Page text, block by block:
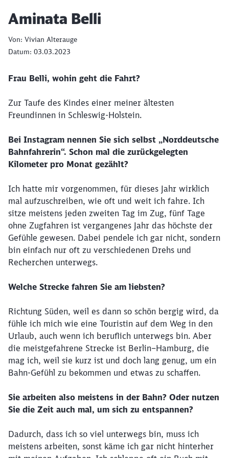
Artikel:
Aminata Belli
Von: Vivian Alterauge
Datum: 03.03.2023
Frau Belli, wohin geht die Fahrt?
Zur Taufe des Kindes einer meiner ältesten
Freundinnen in Schleswig-Holstein.
Bei Instagram nennen Sie sich selbst „Norddeutsche
Bahnfahrerin“. Schon mal die zurückgelegten
Kilometer pro Monat gezählt?
Ich hatte mir vorgenommen, für dieses Jahr wirklich
mal aufzuschreiben, wie oft und weit ich fahre. Ich
sitze meistens jeden zweiten Tag im Zug, fünf Tage
ohne Zugfahren ist vergangenes Jahr das höchste der
Gefühle gewesen. Dabei pendele ich gar nicht, sondern
bin einfach nur oft zu verschiedenen Drehs und
Recherchen unterwegs.
Welche Strecke fahren Sie am liebsten?
Richtung Süden, weil es dann so schön bergig wird, da
fühle ich mich wie eine Touristin auf dem Weg in den
Urlaub, auch wenn ich beruflich unterwegs bin. Aber
die meistgefahrene Strecke ist Berlin–Hamburg, die
mag ich, weil sie kurz ist und doch lang genug, um ein
Bahn-Gefühl zu bekommen und etwas zu schaffen.
Sie arbeiten also meistens in der Bahn? Oder nutzen
Sie die Zeit auch mal, um sich zu entspannen?
Dadurch, dass ich so viel unterwegs bin, muss ich
meistens arbeiten, sonst käme ich gar nicht hinterher